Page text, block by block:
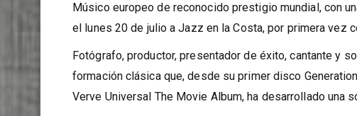
Roach, considerada como una de las grabaciones
Músico europeo de reconocido prestigio mundial, con
el lunes 20 de julio a Jazz en la Costa, por primera vez
Fotógrafo, productor, presentador de éxito, cantante y
formación clásica que, desde su primer disco